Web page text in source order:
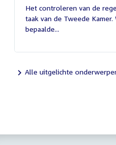
juli
2026
Het controleren van de
taak van de Tweede
bepaalde...
Alle uitgelichte